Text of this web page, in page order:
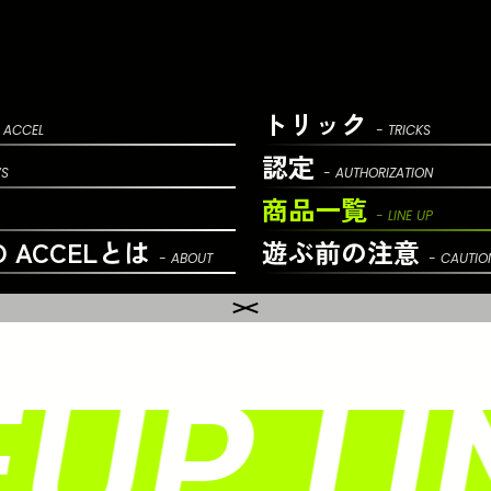
トリック - TRICKS
認定 - AUTHORIZATION
商品一覧 - LINE UP
ACCELとは - ABOUT 遊ぶ前の注意 -